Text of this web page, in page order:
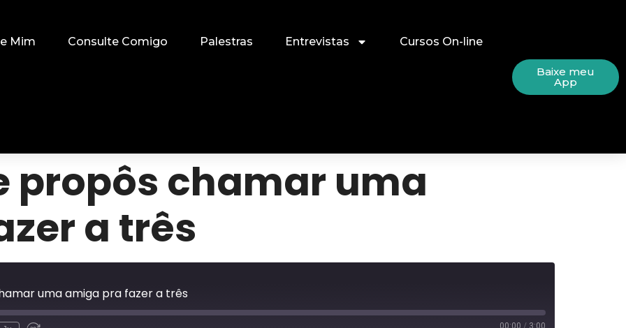
Mim Consulte Comigo Palestras Entrevistas Cursos On-line
Baixe meu
App
propôs chamar uma
a três
uma amiga pra fazer a três
00:00 / 3:00